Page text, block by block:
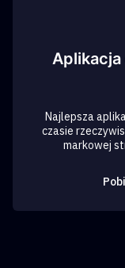
Najlepsza
czasie
markowej